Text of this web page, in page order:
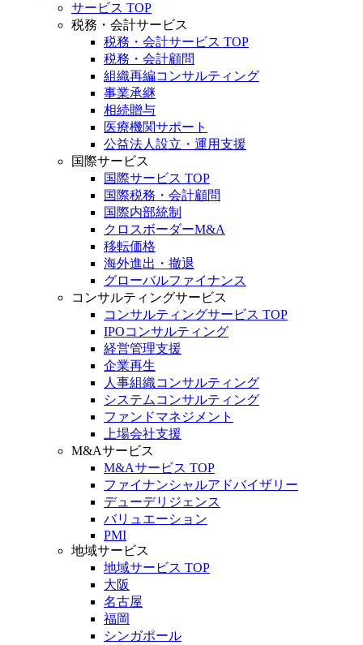
サービス TOP
税務・会計サービス
税務・会計サービス TOP
税務・会計顧問
組織再編コンサルティング
事業承継
相続贈与
医療機関サポート
公益法人設立・運用支援
国際サービス
国際サービス TOP
国際税務・会計顧問
国際内部統制
クロスボーダーM&A
移転価格
海外進出・撤退
グローバルファイナンス
コンサルティングサービス
コンサルティングサービス TOP
IPOコンサルティング
経営管理支援
企業再生
人事組織コンサルティング
システムコンサルティング
ファンドマネジメント
上場会社支援
M&Aサービス
M&Aサービス TOP
ファイナンシャルアドバイザリー
デューデリジェンス
バリュエーション
PMI
地域サービス
地域サービス TOP
大阪
名古屋
福岡
シンガポール